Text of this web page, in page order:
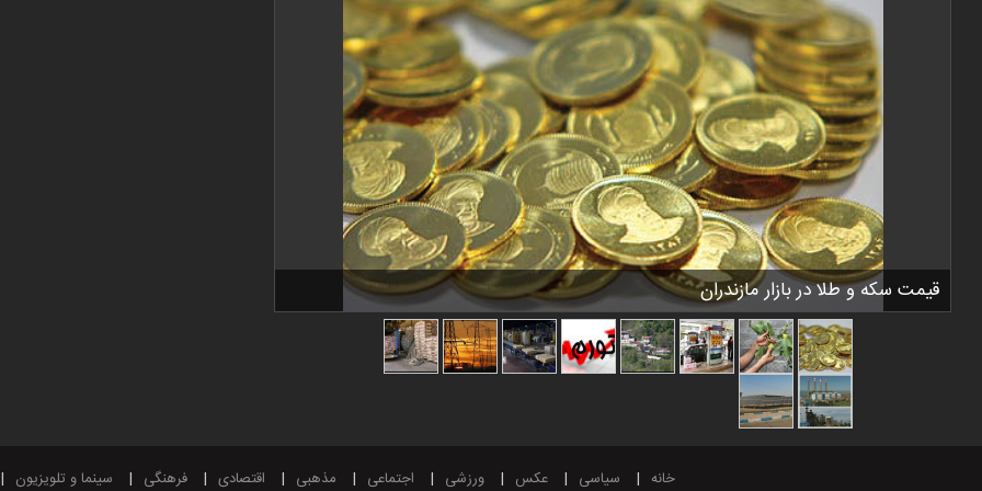
قیمت سکه و طلا در بازار مازندران
خانه سیاسی عکس ورزشی اجتماعی مذهبی اقتصادی فرهنگی سینما و تلویزیون